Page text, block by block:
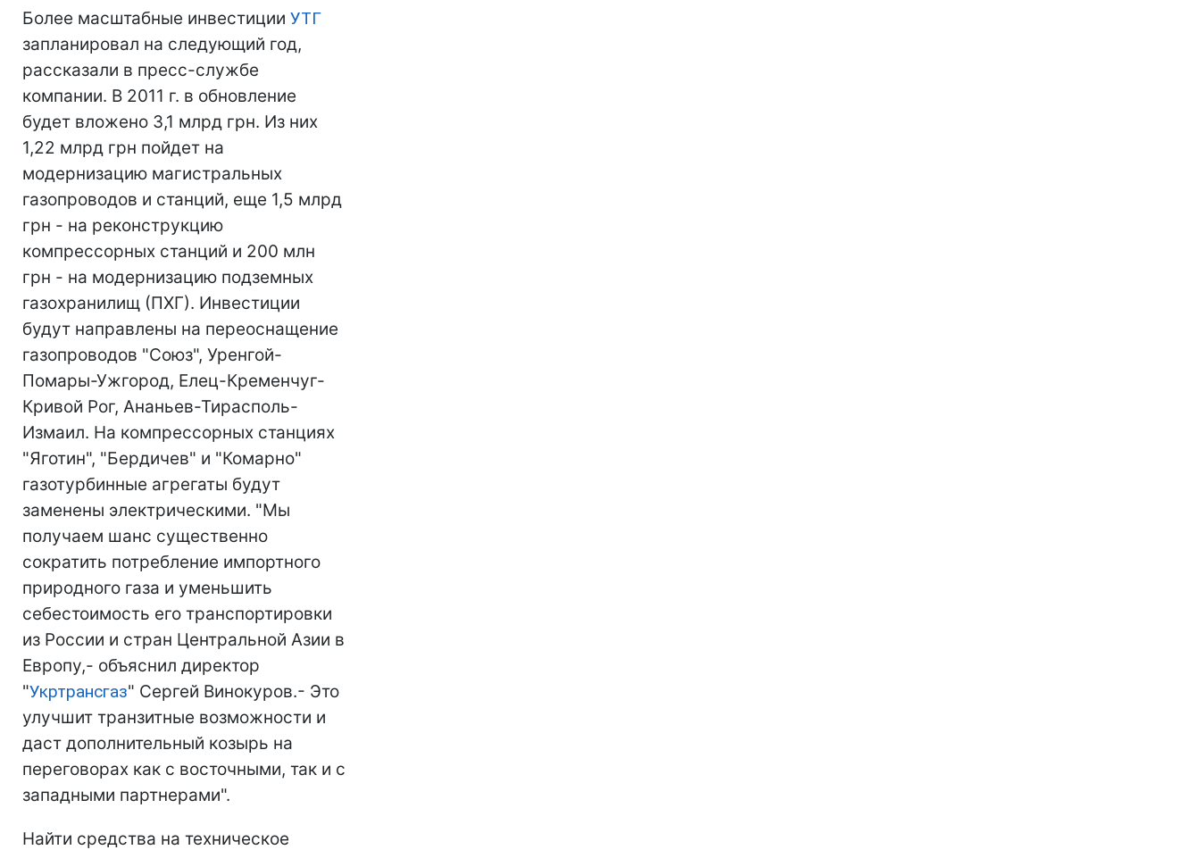
Более масштабные инвестиции УТГ
запланировал на следующий год,
рассказали в пресс-службе
компании. В 2011 г. в обновление
будет вложено 3,1 млрд грн. Из них
1,22 млрд грн пойдет на
модернизацию магистральных
газопроводов и станций, еще 1,5 млрд
грн - на реконструкцию
компрессорных станций и 200 млн
грн - на модернизацию подземных
газохранилищ (ПХГ). Инвестиции
будут направлены на переоснащение
газопроводов "Союз", Уренгой-
Помары-Ужгород, Елец-Кременчуг-
Кривой Рог, Ананьев-Тирасполь-
Измаил. На компрессорных станциях
"Яготин", "Бердичев" и "Комарно"
газотурбинные агрегаты будут
заменены электрическими. "Мы
получаем шанс существенно
сократить потребление импортного
природного газа и уменьшить
себестоимость его транспортировки
из России и стран Центральной Азии в
Европу,- объяснил директор
"Укртрансгаз" Сергей Винокуров.- Это
улучшит транзитные возможности и
даст дополнительный козырь на
переговорах как с восточными, так и с
западными партнерами".
Найти средства на техническое